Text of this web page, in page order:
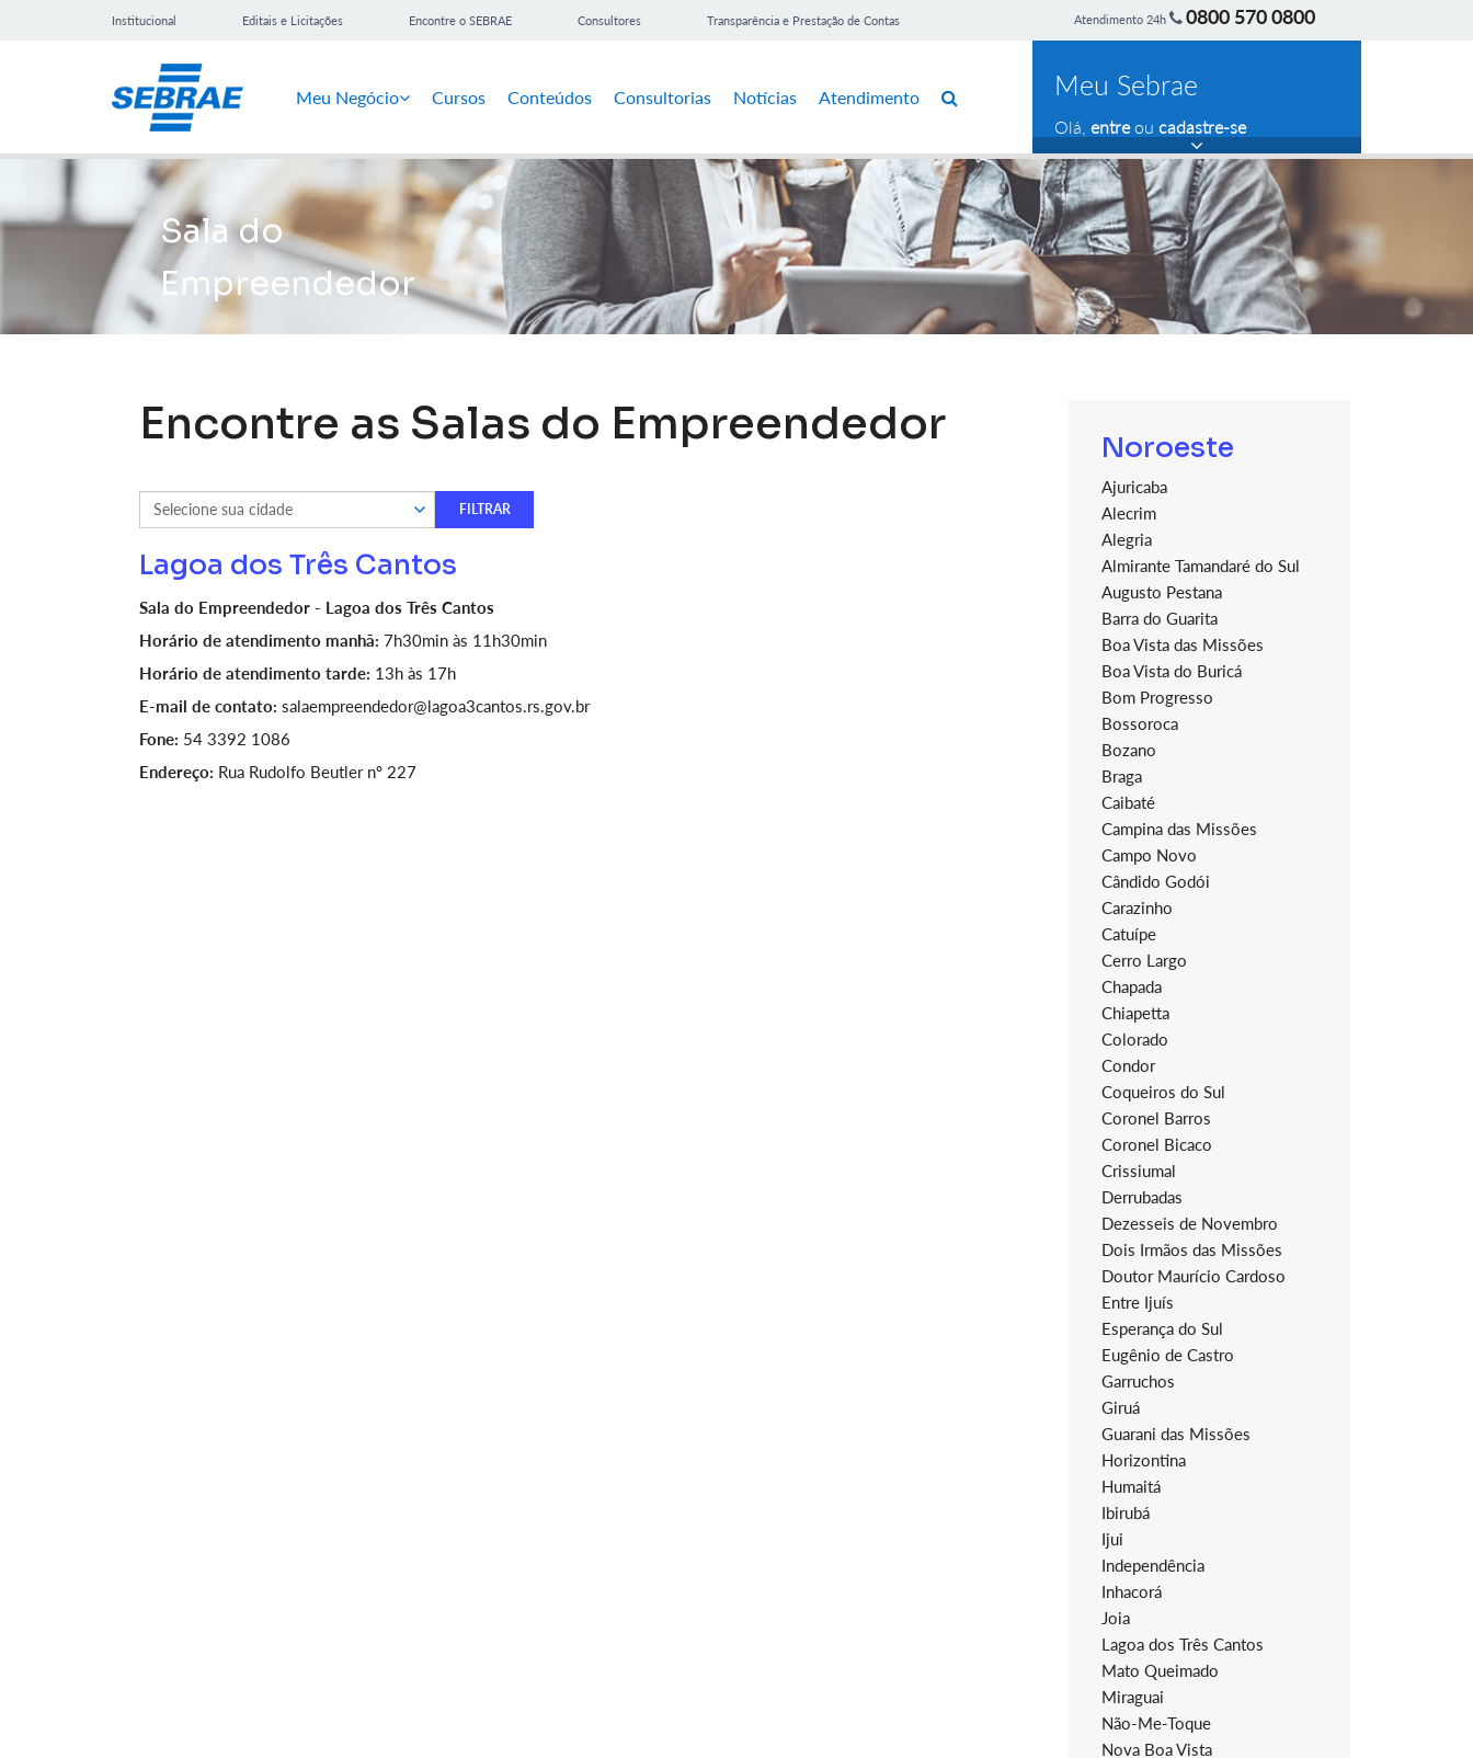
Institucional Editais e Licitações Encontre o SEBRAE Consultores Transparência e Prestação de Contas Atendimento 24h 0800 570 0800
Meu Negócio Cursos Conteúdos Consultorias Notícias Atendimento Meu Sebrae
Olá, entreou cadastre-se
Sala do
Empreendedor
Encontre as Salas do Empreendedor
Lagoa dos Três Cantos
Sala do Empreendedor - Lagoa dos Três Cantos
Horário de atendimento manhã: 7h30min às 11h30min
Horário de atendimento tarde: 13h às 17h
E-mail de contato: salaempreendedor@lagoa3cantos.rs.gov.br
Fone: 54 3392 1086
Endereço: Rua Rudolfo Beutler nº 227
Noroeste
Ajuricaba
Alecrim
Alegria
Almirante Tamandaré do Sul
Augusto Pestana
Barra do Guarita
Boa Vista das Missões
Boa Vista do Buricá
Bom Progresso
Bossoroca
Bozano
Braga
Caibaté
Campina das Missões
Campo Novo
Cândido Godói
Carazinho
Catuípe
Cerro Largo
Chapada
Chiapetta
Colorado
Condor
Coqueiros do Sul
Coronel Barros
Coronel Bicaco
Crissiumal
Derrubadas
Dezesseis de Novembro
Dois Irmãos das Missões
Doutor Maurício Cardoso
Entre Ijuís
Esperança do Sul
Eugênio de Castro
Garruchos
Giruá
Guarani das Missões
Horizontina
Humaitá
Ibirubá
Ijui
Independência
Inhacorá
Joia
Lagoa dos Três Cantos
Mato Queimado
Miraguai
Não-Me-Toque
Nova Boa Vista